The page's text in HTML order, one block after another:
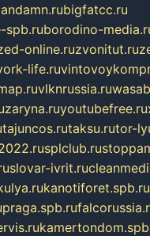
bigfatcc.ru
spb.ruborodino-
online.ruzvonitut.ru
life.ru
vlknrussia.ru
zaryna.ruyoutubefree.ru
tajuncos.rutaksu.rutor-
splclub.ru
slovar-ivrit.ru
kanotiforet.spb.ru
praga.spb.ru